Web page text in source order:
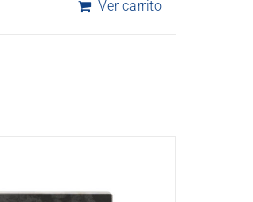
Ver carrito